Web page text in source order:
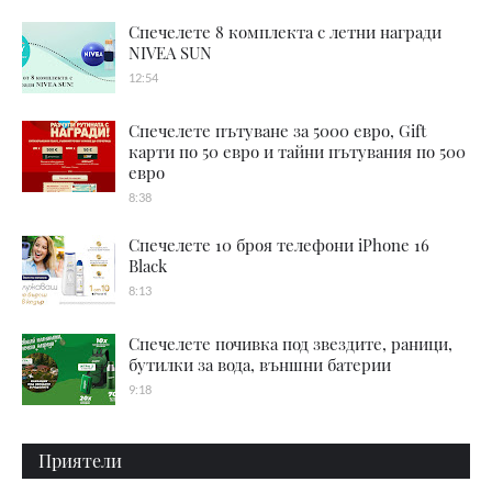
Спечелете 8 комплекта с летни награди
NIVEA SUN
12:54
Спечелете пътуване за 5000 евро, Gift
карти по 50 евро и тайни пътувания по 500
евро
8:38
Спечелете 10 броя телефони iPhone 16
Black
8:13
Спечелете почивка под звездите, раници,
бутилки за вода, външни батерии
9:18
Приятели